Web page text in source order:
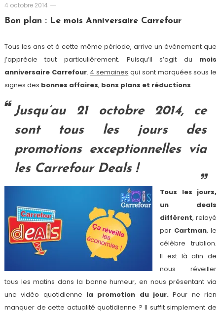
4 octobre 2014
Romain-
Bon plan : Le mois Anniversaire Carrefour
Tous les ans et à cette même période, arrive un évènement que
j’apprécie tout particulièrement. Puisqu’il s’agit du mois
anniversaire Carrefour. 4 semaines qui sont marquées sous le
signes des bonnes affaires, bons plans et réductions.
Jusqu’au 21 octobre 2014, ce
sont tous les jours des
promotions exceptionnelles via
les Carrefour Deals !
Tous les jours,
un deals
différent, relayé
par Cartman, le
célèbre trublion.
Il est là afin de
nous réveiller
tous les matins dans la bonne humeur, en nous présentant via
une vidéo quotidienne la promotion du jour. Pour ne rien
manquer de cette actualité quotidienne ? Il suffit simplement de